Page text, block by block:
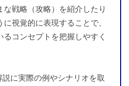
戦略（攻略）を紹介したり
視覚的に表現することで、
コンセプトを把握しやすく
に実際の例やシナリオを取